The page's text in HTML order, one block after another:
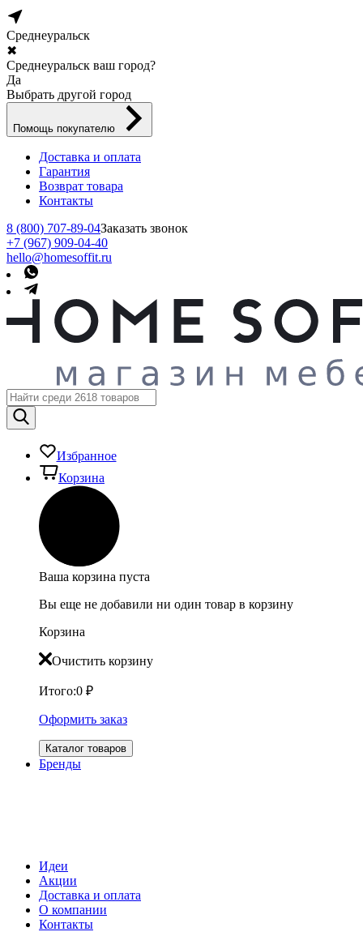
Среднеуральск
✖
Среднеуральск ваш город?
Да
Выбрать другой город
Помощь покупателю
Доставка и оплата
Гарантия
Возврат товара
Контакты
8 (800) 707-89-04Заказать звонок
+7 (967) 909-04-40
hello@homesoffit.ru
Избранное
Корзина
Ваша корзина пуста
Вы еще не добавили ни один товар в корзину
Корзина
Очистить корзину
Итого:0 ₽
Оформить заказ
Каталог товаров
Бренды
Идеи
Акции
Доставка и оплата
О компании
Контакты